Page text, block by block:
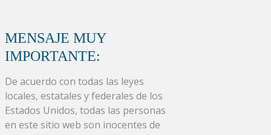
MENSAJE MUY
IMPORTANTE:
De acuerdo con todas las leyes
locales, estatales y federales de los
Estados Unidos, todas las personas
en este sitio web son inocentes de